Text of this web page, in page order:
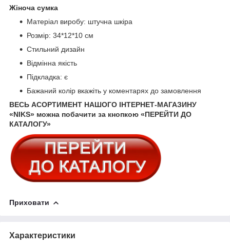
Жіноча сумка
Матеріал виробу: штучна шкіра
Розмір: 34*12*10 см
Стильний дизайн
Відмінна якість
Підкладка: є
Бажаний колір вкажіть у коментарях до замовлення
ВЕСЬ АСОРТИМЕНТ НАШОГО ІНТЕРНЕТ-МАГАЗИНУ
«NIKS» можна побачити за кнопкою «ПЕРЕЙТИ ДО
КАТАЛОГУ»
Приховати
Характеристики